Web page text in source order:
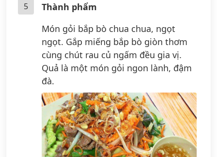
5
Thành phẩm
Món gỏi bắp bò chua chua, ngọt
ngọt. Gắp miếng bắp bò giòn thơm
cùng chút rau củ ngấm đều gia vị.
Quả là một món gỏi ngon lành, đậm
đà.